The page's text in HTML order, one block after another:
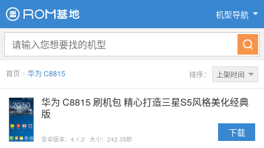
机型导航
首页 > 华为 C8815 排序： 上架时间
华为 C8815 刷机包 精心打造三星S5风格美化经典
版
安卓版本：4.1.2 大小：242.3MB
下载